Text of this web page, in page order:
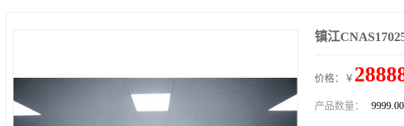
镇江
价格：￥
产品数量：